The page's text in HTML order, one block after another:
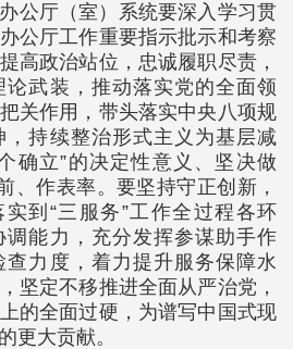
公厅（室）系统要深入学习贯
公厅工作重要指示批示和考察
高政治站位，忠诚履职尽责，
武装，推动落实党的全面领
关作用，带头落实中央八项规
，持续整治形式主义为基层减
确立”的决定性意义、坚决做
、作表率。要坚持守正创新，
到“三服务”工作全过程各环
能力，充分发挥参谋助手作
查力度，着力提升服务保障水
坚定不移推进全面从严治党，
的全面过硬，为谱写中国式现
更大贡献。